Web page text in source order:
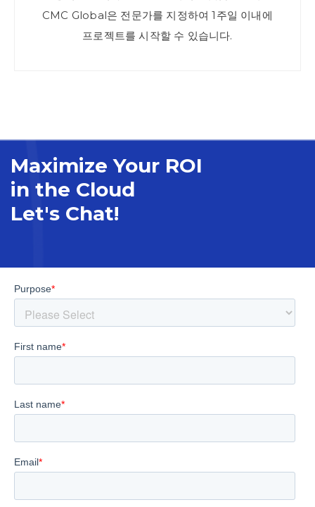
CMC Global은 전문가를 지정하여 1주일 이내에
프로젝트를 시작할 수 있습니다.
Maximize Your ROI
in the Cloud
Let's Chat!